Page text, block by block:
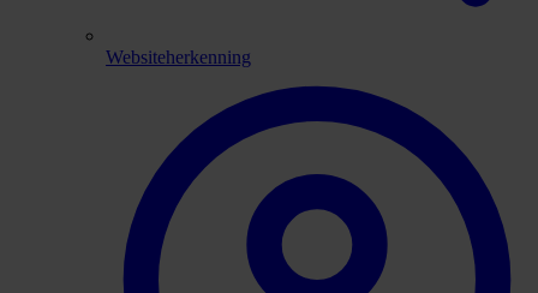
Websiteherkenning